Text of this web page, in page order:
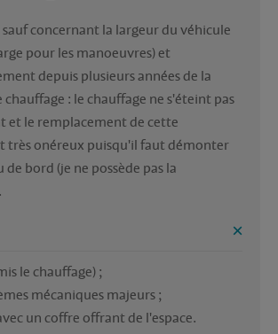
concernant la largeur du véhicule
pour les manoeuvres) et
depuis plusieurs années de la
: le chauffage ne s'éteint pas
et le remplacement de cette
très onéreux puisqu'il faut démonter
bord (je ne possède pas la
le chauffage) ;
mécaniques majeurs ;
un coffre offrant de l'espace.